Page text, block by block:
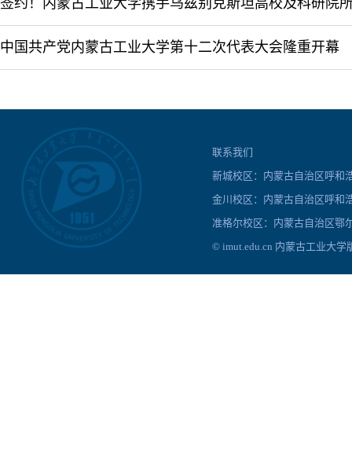
中国共产党内蒙古工业大学第十二次代表大会隆重开幕
联系我们
新城校区：内蒙古自治区呼
金川校区：内蒙古自治区呼
准格尔校区：内蒙古自治区
© imut.edu.cn 内蒙古工业大